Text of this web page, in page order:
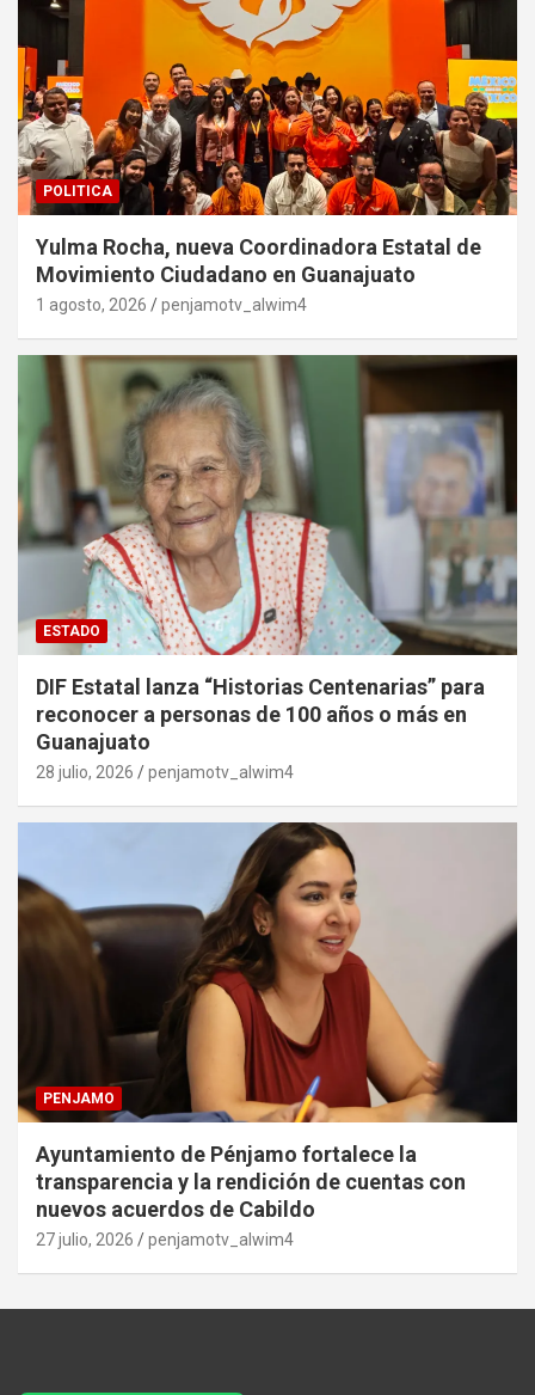
POLITICA
Yulma Rocha, nueva Coordinadora Estatal de
Movimiento Ciudadano en Guanajuato
1 agosto, 2026 penjamotv_alwim4
ESTADO
DIF Estatal lanza “Historias Centenarias” para
reconocer a personas de 100 años o más en
Guanajuato
28 julio, 2026 penjamotv_alwim4
PENJAMO
Ayuntamiento de Pénjamo fortalece la
transparencia y la rendición de cuentas con
nuevos acuerdos de Cabildo
27 julio, 2026 penjamotv_alwim4